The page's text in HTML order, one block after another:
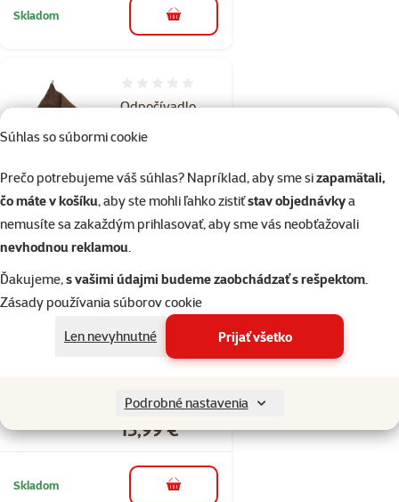
Súhlas so súbormi cookie
Prečo potrebujeme váš súhlas? Napríklad, aby sme sizapamätali,
čo máte v košíku, aby ste mohli ľahko zistiťstav objednávkya
nemusíte sa zakaždým prihlasovať, aby sme vás neobťažovali
nevhodnou reklamou.
Ďakujeme,s vašimi údajmi budeme zaobchádzať s rešpektom.
Zásady používania súborov cookie
Len nevyhnutné
Prijať všetko
Podrobné nastavenia
Skladom do košíka
Odpočívadlo
Hamaka de luxe
45 x 45cm
Cena
12,99 €
Pelech Papuča
pre hlodavce
Hodnotenie 0%
Cena
13,99 €
Skladom do košíka